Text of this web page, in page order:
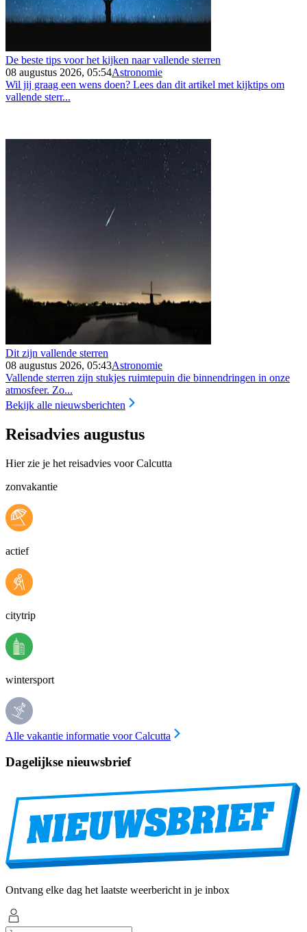
De beste tips voor het kijken naar vallende sterren
08 augustus 2026, 05:54Astronomie
Wil jij graag een wens doen? Lees dan dit artikel met kijktips om
vallende sterr...
Dit zijn vallende sterren
08 augustus 2026, 05:43Astronomie
Vallende sterren zijn stukjes ruimtepuin die binnendringen in onze
atmosfeer. Zo...
Bekijk alle nieuwsberichten
Reisadvies augustus
Hier zie je het reisadvies voor Calcutta
zonvakantie
actief
citytrip
wintersport
Alle vakantie informatie voor Calcutta
Dagelijkse nieuwsbrief
Ontvang elke dag het laatste weerbericht in je inbox